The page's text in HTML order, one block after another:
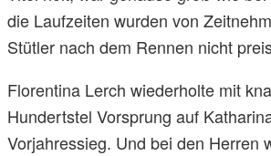
die Laufzeiten wurden von
Stütler nach dem Rennen nicht
Florentina Lerch wiederholte mit
Hundertstel Vorsprung auf
Vorjahressieg. Und bei den Herren